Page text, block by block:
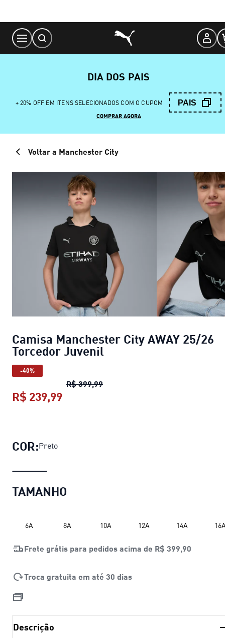
Content
DIA DOS PAIS
+ 20% OFF EM ITENS SELECIONADOS COM O CUPOM PAIS
COMPRAR AGORA
Voltar a Manchester City
Camisa Manchester City AWAY 25/26
Torcedor Juvenil
-40%
R$ 399,99Camisa Manchester City AWAY
R$ 239,99
COR:Preto
TAMANHO
6A 8A 10A 12A 14A
Frete grátis para pedidos acima de R$ 399,90
Troca gratuita em até 30 dias
Descrição